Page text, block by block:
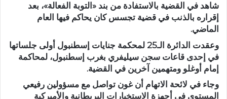
شاهد في القضية بالاستفادة من بند «التوبة الفعالة»، بعد
إقراره بالذنب في قضية تجسس كان يحاكم فيها العام
الماضي.
وعقدت الدائرة الـ25 لمحكمة جنايات إسطنبول أولى جلساتها
في إحدى قاعات سجن سيليفري بغرب إسطنبول، لمحاكمة
إمام أوغلو ومتهمين آخرين في القضية.
وجاء في لائحة الاتهام أن غون تواصل مع مسؤولين رفيعي
المستوى في أجهزة الاستخبارات البريطانية والأميركية